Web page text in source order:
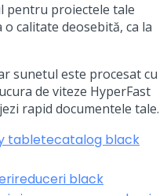
pentru proiectele tale
calitate deosebită, ca la
sunetul este procesat cu
de viteze HyperFast
rapid documentele tale.
tabletecatalog black
reduceri black